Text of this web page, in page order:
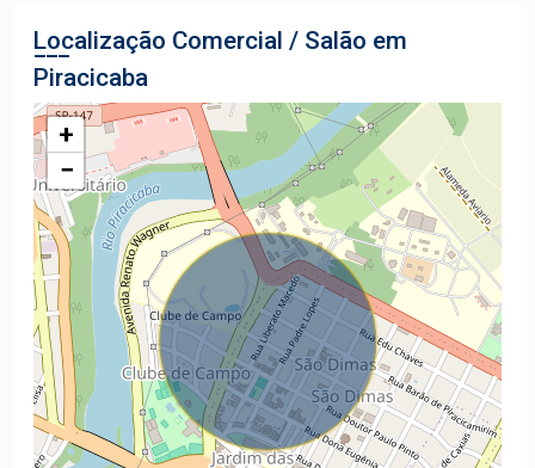
Localização Comercial / Salão em
Piracicaba
+
−